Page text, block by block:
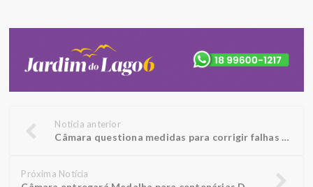
Notícia anterior
Câmara questiona medidas para corrigir falhas apontadas pelo Tribunal de Contas
Próxima Notícia